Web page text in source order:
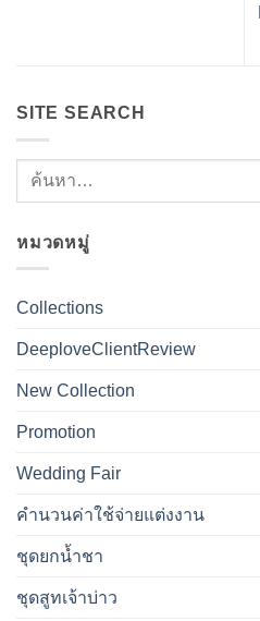
SITE SEARCH
หมวดหมู่
Collections
DeeploveClientReview
New Collection
Promotion
Wedding Fair
คำนวนค่าใช้จ่ายแต่งงาน
ชุดยกน้ำชา
ชุดสูทเจ้าบ่าว